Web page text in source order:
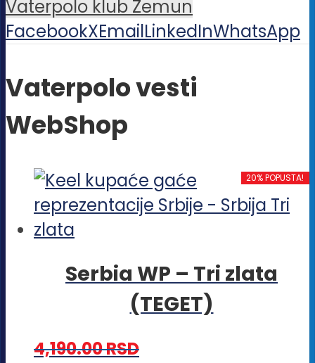
Vaterpolo klub Zemun
FacebookXEmailLinkedInWhatsApp
Vaterpolo vesti
WebShop
20% POPUSTA!
Serbia WP – Tri zlata
(TEGET)
4,190.00RSD